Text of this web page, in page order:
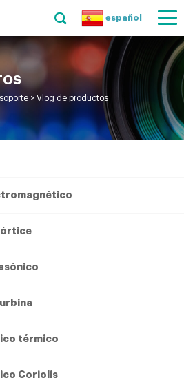
español
> Vlog de productos
térmico
Coriolis